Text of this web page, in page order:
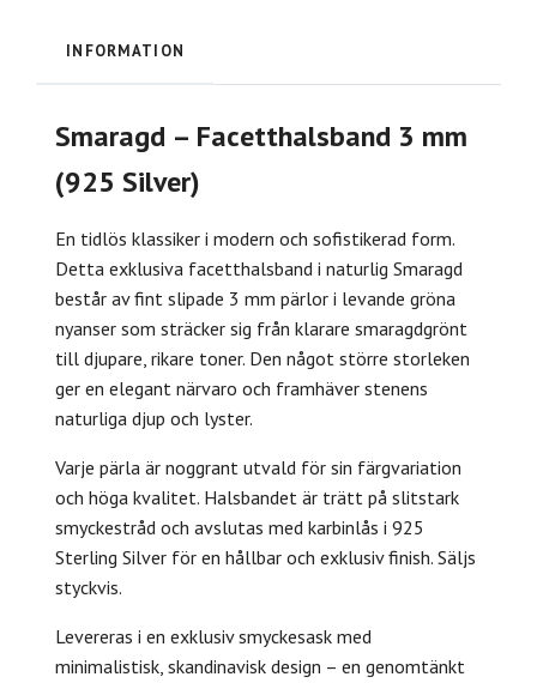
INFORMATION
Smaragd – Facetthalsband 3 mm
(925 Silver)
En tidlös klassiker i modern och sofistikerad form.
Detta exklusiva facetthalsband i naturlig Smaragd
består av fint slipade 3 mm pärlor i levande gröna
nyanser som sträcker sig från klarare smaragdgrönt
till djupare, rikare toner. Den något större storleken
ger en elegant närvaro och framhäver stenens
naturliga djup och lyster.
Varje pärla är noggrant utvald för sin färgvariation
och höga kvalitet. Halsbandet är trätt på slitstark
smyckestråd och avslutas med karbinlås i 925
Sterling Silver för en hållbar och exklusiv finish. Säljs
styckvis.
Levereras i en exklusiv smyckesask med
minimalistisk, skandinavisk design – en genomtänkt